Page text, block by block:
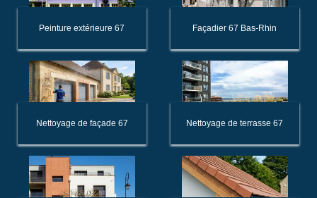
Peinture extérieure 67 Façadier 67 Bas-Rhin
Nettoyage de façade 67 Nettoyage de terrasse 67